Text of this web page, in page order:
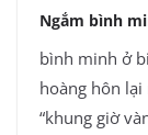
Ngắm bình
bình minh ở
hoàng hôn
“khung giờ